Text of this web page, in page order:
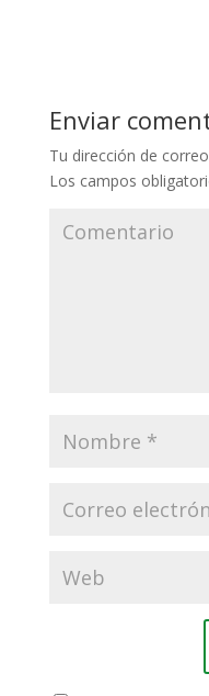
Enviar
Tu dirección de
Los campos